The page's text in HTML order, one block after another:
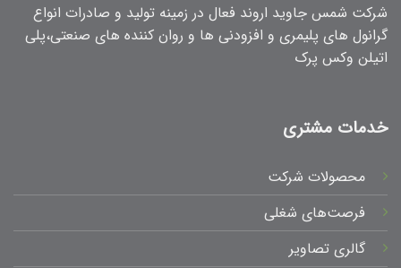
خدمات مشتری
محصولات شرکت
فرصت‌های شغلی
گالری تصاویر
شرکت شمس جاوید اروند فعال در زمینه تولید و صادرات انواع
گرانول های پلیمری و افزودنی ها و روان کننده های صنعتی،پلی
اتیلن وکس پرک